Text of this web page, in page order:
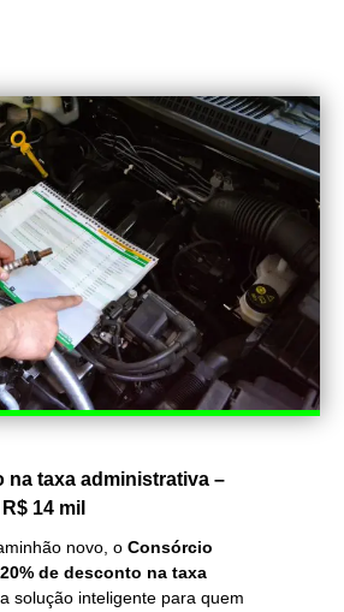
na taxa administrativa –
14 mil
novo, o Consórcio
20% de desconto na taxa
solução inteligente para quem